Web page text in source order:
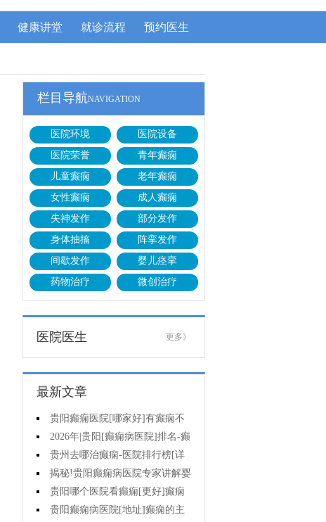
健康讲堂 就诊流程 预约医生
栏目导航NAVIGATION
医院环境
医院设备
医院荣誉
青年癫痫
儿童癫痫
老年癫痫
女性癫痫
成人癫痫
失神发作
部分发作
身体抽搐
阵挛发作
间歇发作
婴儿痉挛
药物治疗
微创治疗
医院医生 更多》
最新文章
贵阳癫痫医院[哪家好]有癫痫不
能吃什么?
2026年|贵阳[癫痫病医院]排名-癫
痫病人检查对身体有影响吗?
贵州去哪治癫痫-医院排行榜[详
细排名]癫痫会导致病人精神失常
吗?
揭秘!贵阳癫痫病医院专家讲解婴
儿为什么会得癫痫呢
贵阳哪个医院看癫痫[更好]癫痫
发作有什么症状表现?
贵阳癫痫病医院[地址]癫痫的主